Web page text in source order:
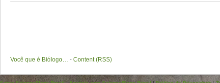
Você que é Biólogo… - Content (RSS)